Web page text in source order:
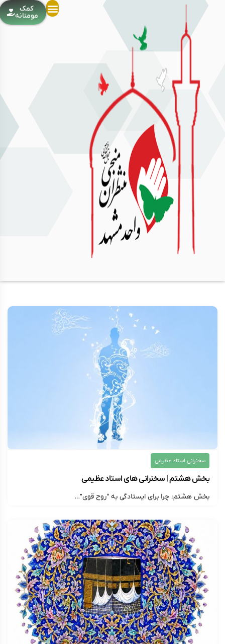
کمک
مومنانه
سخنرانی استاد عظیمی
بخش هشتم | سخنرانی های استاد عظیمی
بخش هشتم: چرا برای ایستادگی به “روح قوی”…
ارسال شده توسطmontazer313 242 بازدید